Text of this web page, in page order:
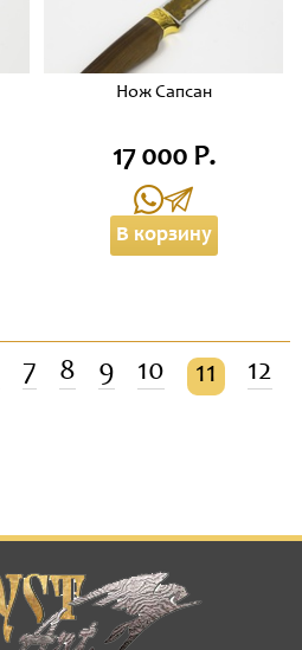
Нож Сапсан
17 000 Р.
В корзину
7 8 9 10 11 12